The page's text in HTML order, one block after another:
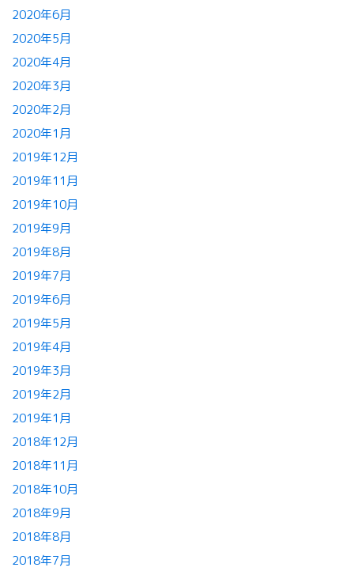
2020年6月
2020年5月
2020年4月
2020年3月
2020年2月
2020年1月
2019年12月
2019年11月
2019年10月
2019年9月
2019年8月
2019年7月
2019年6月
2019年5月
2019年4月
2019年3月
2019年2月
2019年1月
2018年12月
2018年11月
2018年10月
2018年9月
2018年8月
2018年7月